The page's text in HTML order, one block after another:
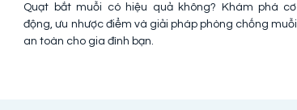
Quạt bắt muỗi có hiệu quả không? Khám phá
động, ưu nhược điểm và giải pháp phòng chống
an toàn cho gia đình bạn.